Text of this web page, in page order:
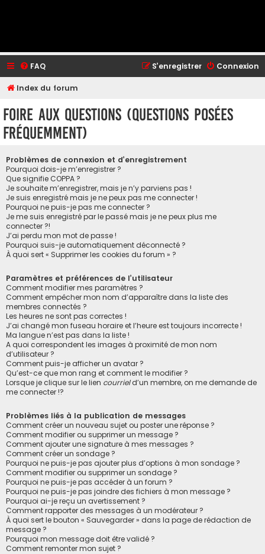
FAQ Connexion
S’enregistrer
Index du forum
Foire aux questions (Questions posées
fréquemment)
Problèmes de connexion et d’enregistrement
Pourquoi dois-je m’enregistrer ?
Que signifie COPPA ?
Je souhaite m’enregistrer, mais je n’y parviens pas !
Je suis enregistré mais je ne peux pas me connecter !
Pourquoi ne puis-je pas me connecter ?
Je me suis enregistré par le passé mais je ne peux plus me
connecter ?!
J’ai perdu mon mot de passe !
Pourquoi suis-je automatiquement déconnecté ?
À quoi sert « Supprimer les cookies du forum » ?
Paramètres et préférences de l’utilisateur
Comment modifier mes paramètres ?
Comment empêcher mon nom d’apparaître dans la liste des
membres connectés ?
Les heures ne sont pas correctes !
J’ai changé mon fuseau horaire et l’heure est toujours incorrecte !
Ma langue n’est pas dans la liste !
A quoi correspondent les images à proximité de mon nom
d’utilisateur ?
Comment puis-je afficher un avatar ?
Qu’est-ce que mon rang et comment le modifier ?
Lorsque je clique sur le lien courrield’un membre, on me demande de
me connecter !?
Problèmes liés à la publication de messages
Comment créer un nouveau sujet ou poster une réponse ?
Comment modifier ou supprimer un message ?
Comment ajouter une signature à mes messages ?
Comment créer un sondage ?
Pourquoi ne puis-je pas ajouter plus d’options à mon sondage ?
Comment modifier ou supprimer un sondage ?
Pourquoi ne puis-je pas accéder à un forum ?
Pourquoi ne puis-je pas joindre des fichiers à mon message ?
Pourquoi ai-je reçu un avertissement ?
Comment rapporter des messages à un modérateur ?
À quoi sert le bouton « Sauvegarder » dans la page de rédaction de
message ?
Pourquoi mon message doit être validé ?
Comment remonter mon sujet ?